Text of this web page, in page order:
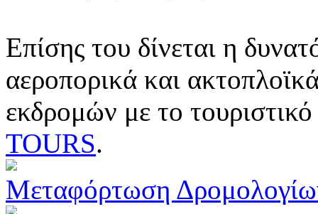
Επίσης του δίνεται η
αεροπορικά και
εκδρομών με το
TOURS.
Μεταφόρτωση